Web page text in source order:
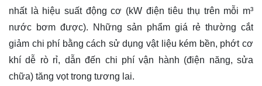
nhất là hiệu suất động cơ (kW điện tiêu thụ trên mỗi m³
nước bơm được). Những sản phẩm giá rẻ thường cắt
giảm chi phí bằng cách sử dụng vật liệu kém bền, phớt cơ
khí dễ rò rỉ, dẫn đến chi phí vận hành (điện năng, sửa
chữa) tăng vọt trong tương lai.